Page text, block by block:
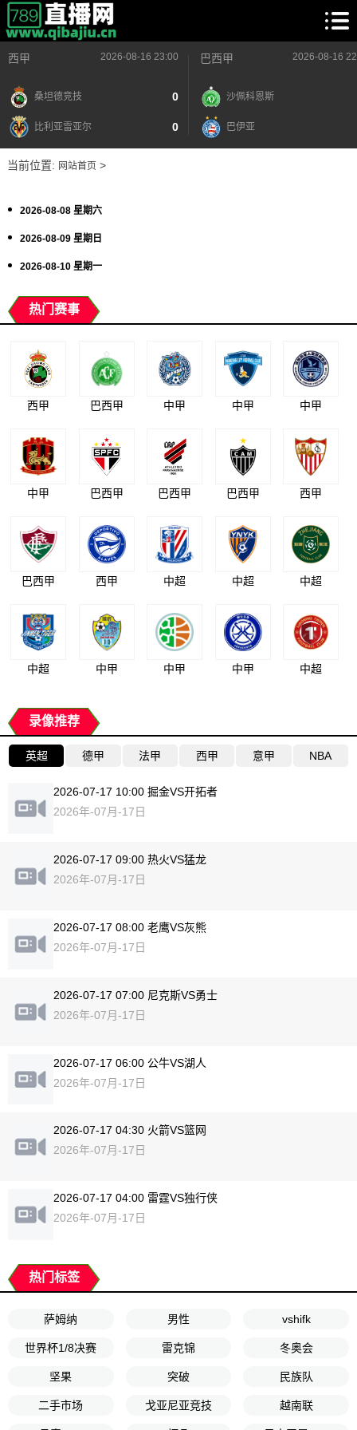
西甲 2026-08-16 23:00
桑坦德竞技 0
比利亚雷亚尔 0
巴西甲 2026-08-16
沙佩科恩斯
巴伊亚
当前位置: 网站首页>
2026-08-08 星期六
2026-08-09 星期日
2026-08-10 星期一
热门赛事
西甲 巴西甲 中甲 中甲 中甲
中甲 巴西甲 巴西甲 巴西甲 西甲
巴西甲 西甲 中超 中超 中超
中超 中甲 中甲 中甲 中超
录像推荐
英超 德甲 法甲 西甲 意甲 NBA
2026-07-17 10:00 掘金VS开拓者
2026年-07月-17日
2026-07-17 09:00 热火VS猛龙
2026年-07月-17日
2026-07-17 08:00 老鹰VS灰熊
2026年-07月-17日
2026-07-17 07:00 尼克斯VS勇士
2026年-07月-17日
2026-07-17 06:00 公牛VS湖人
2026年-07月-17日
2026-07-17 04:30 火箭VS篮网
2026年-07月-17日
2026-07-17 04:00 雷霆VS独行侠
2026年-07月-17日
热门标签
萨姆纳 男性 vshifk
世界杯1/8决赛 雷克锦 冬奥会
坚果 突破 民族队
二手市场 戈亚尼亚竞技 越南联